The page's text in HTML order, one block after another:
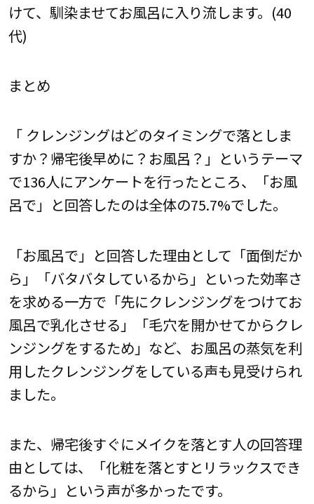
けて、馴染ませてお風呂に入り流します。(40
代)
まとめ
「 クレンジングはどのタイミングで落としま
すか？帰宅後早めに？お風呂？」というテーマ
で136人にアンケートを行ったところ、「お風
呂で」と回答したのは全体の75.7%でした。
「お風呂で」と回答した理由として「面倒だか
ら」「バタバタしているから」といった効率さ
を求める一方で「先にクレンジングをつけてお
風呂で乳化させる」「毛穴を開かせてからクレ
ンジングをするため」など、お風呂の蒸気を利
用したクレンジングをしている声も見受けられ
ました。
また、帰宅後すぐにメイクを落とす人の回答理
由としては、「化粧を落とすとリラックスでき
るから」という声が多かったです。